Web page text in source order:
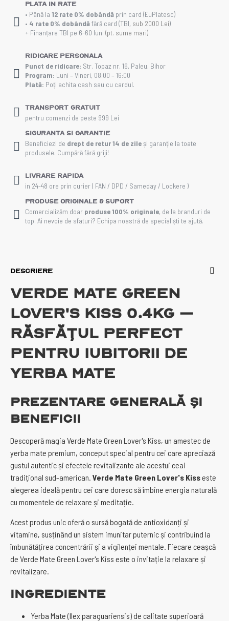
Plata in rate
• Până la 12 rate 0% dobândă prin card (EuPlatesc)
• 4 rate 0% dobândăfără card (TBI, sub 2000 Lei)
+ Finanțare TBI pe 6-60 luni (pt. sume mari)
Ridicare personala
Punct de ridicare: Str. Topaz nr. 16, Paleu, Bihor
Program: Luni – Vineri, 08:00 – 16:00
Plată: Poți achita cash sau cu cardul.
Transport gratuit
pentru comenzi de peste 999 Lei
Siguranta si Garantie
Beneficiezi de drept de retur 14 de zileși garanție la toate
produsele. Cumpără fără griji!
Livrare rapida
in 24-48 ore prin curier ( FAN / DPD / Sameday / Lockere )
Produse Originale & Suport
Comercializăm doar produse 100% originale, de la branduri de
top. Ai nevoie de sfaturi? Echipa noastră de specialiști te ajută.
DESCRIERE
Verde Mate Green
Lover's Kiss 0.4kg –
Răsfățul Perfect
pentru Iubitorii de
Yerba Mate
Prezentare Generală și
Beneficii
Descoperă magia Verde Mate Green Lover's Kiss, un amestec de
yerba mate premium, conceput special pentru cei care apreciază
gustul autentic și efectele revitalizante ale acestui ceai
tradițional sud-american. Verde Mate Green Lover's Kisseste
alegerea ideală pentru cei care doresc să îmbine energia naturală
cu momentele de relaxare și meditație.
Acest produs unic oferă o sursă bogată de antioxidanți și
vitamine, susținând un sistem imunitar puternic și contribuind la
îmbunătățirea concentrării și a vigilenței mentale. Fiecare ceașcă
de Verde Mate Green Lover's Kiss este o invitație la relaxare și
revitalizare.
Ingrediente
Yerba Mate (Ilex paraguariensis) de calitate superioară